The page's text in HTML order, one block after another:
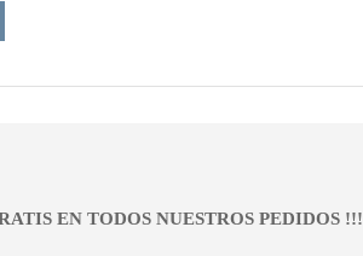
EN TODOS NUESTROS PEDIDOS !!!